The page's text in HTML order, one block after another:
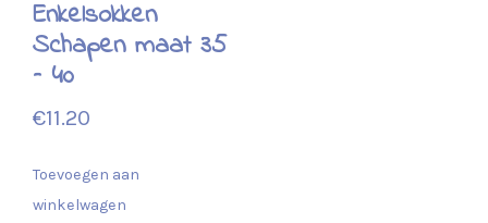
Enkelsokken
Schapen maat 35
– 40
€11.20
Toevoegen aan
winkelwagen